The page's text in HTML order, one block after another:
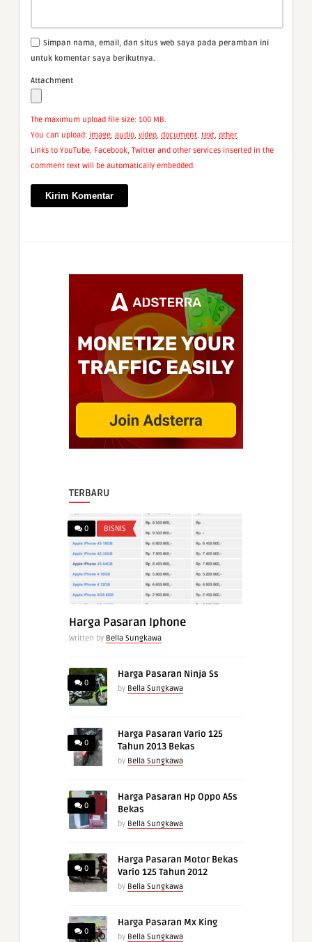
Simpan nama, email, dan situs web saya pada peramban ini
untuk komentar saya berikutnya.
Attachment
The maximum upload file size: 100 MB.
You can upload: image, audio, video, document, text, other.
Links to YouTube, Facebook, Twitter and other services inserted in the
comment text will be automatically embedded.
TERBARU
0 BISNIS
Harga Pasaran Iphone
Written by Bella Sungkawa
0
Harga Pasaran Ninja Ss
by Bella Sungkawa
0
Harga Pasaran Vario 125
Tahun 2013 Bekas
by Bella Sungkawa
0
Harga Pasaran Hp Oppo A5s
Bekas
by Bella Sungkawa
0
Harga Pasaran Motor Bekas
Vario 125 Tahun 2012
by Bella Sungkawa
0
Harga Pasaran Mx King
by Bella Sungkawa